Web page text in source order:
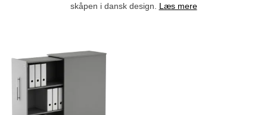
skåpen i dansk design. Læs mere